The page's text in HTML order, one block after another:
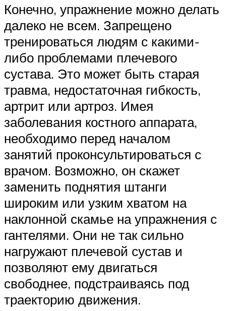
Конечно, упражнение можно делать
далеко не всем. Запрещено
тренироваться людям с какими-
либо проблемами плечевого
сустава. Это может быть старая
травма, недостаточная гибкость,
артрит или артроз. Имея
заболевания костного аппарата,
необходимо перед началом
занятий проконсультироваться с
врачом. Возможно, он скажет
заменить поднятия штанги
широким или узким хватом на
наклонной скамье на упражнения с
гантелями. Они не так сильно
нагружают плечевой сустав и
позволяют ему двигаться
свободнее, подстраиваясь под
траекторию движения.